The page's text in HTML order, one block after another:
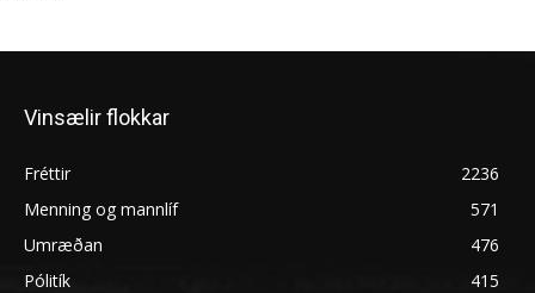
Vinsælir flokkar
Fréttir
2236
Menning og mannlíf
571
Umræðan
476
Pólitík
415